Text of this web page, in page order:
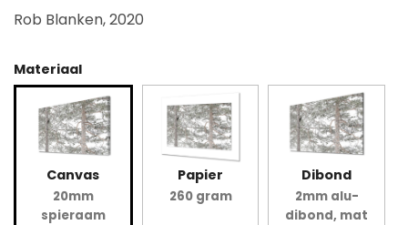
Rob Blanken, 2020
Materiaal
Canvas
20mm
spieraam
Papier
260 gram
Dibond
2mm alu-
dibond, mat